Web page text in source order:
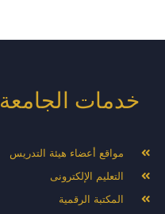
خدمات الجامعة
مواقع أعضاء هيئة التدريس
التعليم الإلكترونى
المكتبة الرقمية